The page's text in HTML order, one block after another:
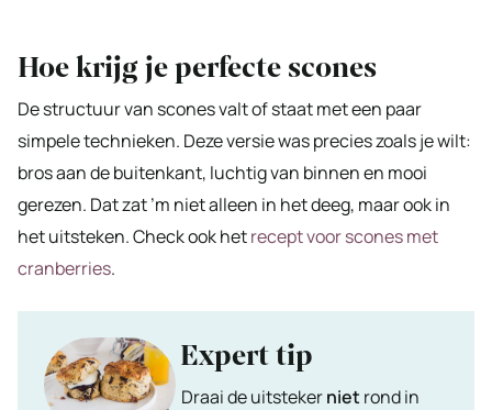
Hoe krijg je perfecte scones
De structuur van scones valt of staat met een paar
simpele technieken. Deze versie was precies zoals je wilt:
bros aan de buitenkant, luchtig van binnen en mooi
gerezen. Dat zat ’m niet alleen in het deeg, maar ook in
het uitsteken. Check ook hetrecept voor scones met
cranberries.
Expert tip
Draai de uitstekerniet rond in